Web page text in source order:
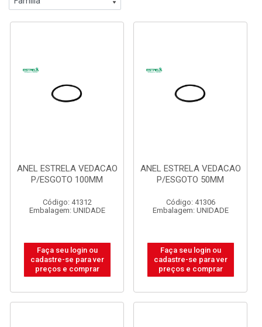
ANEL ESTRELA VEDACAO
P/ESGOTO 100MM
Código: 41312
Embalagem: UNIDADE
Faça seu login ou
cadastre-se para ver
preços e comprar
ANEL ESTRELA VEDACAO
P/ESGOTO 50MM
Código: 41306
Embalagem: UNIDADE
Faça seu login ou
cadastre-se para ver
preços e comprar